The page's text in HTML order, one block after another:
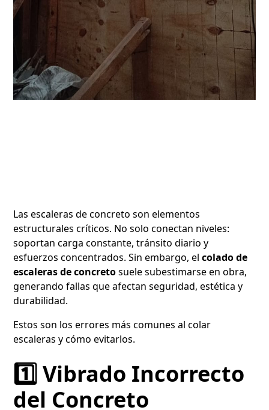
Las escaleras de concreto son elementos
estructurales críticos. No solo conectan niveles:
soportan carga constante, tránsito diario y
esfuerzos concentrados. Sin embargo, elcolado de
escaleras de concretosuele subestimarse en obra,
generando fallas que afectan seguridad, estética y
durabilidad.
Estos son los errores más comunes al colar
escaleras y cómo evitarlos.
1️⃣ Vibrado Incorrecto
del Concreto